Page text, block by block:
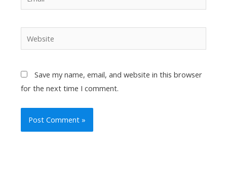
Website
Save my name, email, and website in this browser
for the next time I comment.